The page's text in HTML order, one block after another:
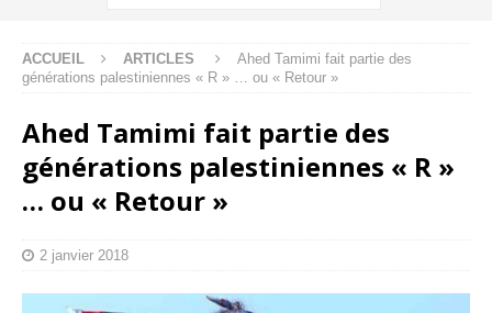
ACCUEIL ARTICLES
Ahed Tamimi fait partie des
générations palestiniennes « R » … ou « Retour »
Ahed Tamimi fait partie des
générations palestiniennes « R »
… ou « Retour »
2 janvier 2018